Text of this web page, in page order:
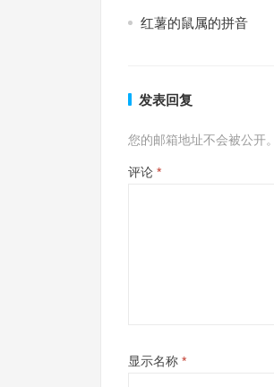
红薯的鼠属的拼音
发表回复
您的邮箱地址不会被公开。
评论 *
显示名称 *